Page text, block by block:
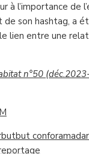
à l’importance
de son hashtag, a
lien entre une
n°50
butbut conforama